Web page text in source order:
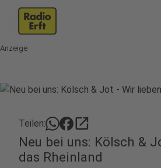
Anzeige
Teilen: open_in_new
Neu bei uns: Kölsch &
das Rheinland